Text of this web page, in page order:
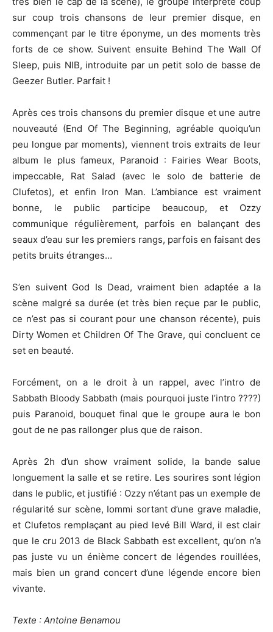
sur coup trois chansons de leur premier disque, en
commençant par le titre éponyme, un des moments très
forts de ce show. Suivent ensuite Behind The Wall Of
Sleep, puis NIB, introduite par un petit solo de basse de
Geezer Butler. Parfait !
Après ces trois chansons du premier disque et une autre
nouveauté (End Of The Beginning, agréable quoiqu’un
peu longue par moments), viennent trois extraits de leur
album le plus fameux, Paranoid : Fairies Wear Boots,
impeccable, Rat Salad (avec le solo de batterie de
Clufetos), et enfin Iron Man. L’ambiance est vraiment
bonne, le public participe beaucoup, et Ozzy
communique régulièrement, parfois en balançant des
seaux d’eau sur les premiers rangs, parfois en faisant des
petits bruits étranges…
S’en suivent God Is Dead, vraiment bien adaptée a la
scène malgré sa durée (et très bien reçue par le public,
ce n’est pas si courant pour une chanson récente), puis
Dirty Women et Children Of The Grave, qui concluent ce
set en beauté.
Forcément, on a le droit à un rappel, avec l’intro de
Sabbath Bloody Sabbath (mais pourquoi juste l’intro ????)
puis Paranoid, bouquet final que le groupe aura le bon
gout de ne pas rallonger plus que de raison.
Après 2h d’un show vraiment solide, la bande salue
longuement la salle et se retire. Les sourires sont légion
dans le public, et justifié : Ozzy n’étant pas un exemple de
régularité sur scène, Iommi sortant d’une grave maladie,
et Clufetos remplaçant au pied levé Bill Ward, il est clair
que le cru 2013 de Black Sabbath est excellent, qu’on n’a
pas juste vu un énième concert de légendes rouillées,
mais bien un grand concert d’une légende encore bien
vivante.
Texte : Antoine Benamou